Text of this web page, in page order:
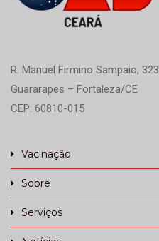
R. Manuel Firmino Sampaio, 323
Guararapes – Fortaleza/CE
CEP: 60810-015
Vacinação
Sobre
Serviços